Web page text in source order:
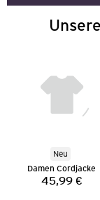
Neu
Damen Cordjacke
Preis:
45,99 €